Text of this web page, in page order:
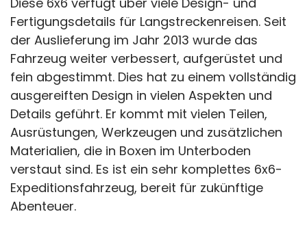
Fertigungsdetails für Langstreckenreisen. Seit
der Auslieferung im Jahr 2013 wurde das
Fahrzeug weiter verbessert, aufgerüstet und
fein abgestimmt. Dies hat zu einem vollständig
ausgereiften Design in vielen Aspekten und
Details geführt. Er kommt mit vielen Teilen,
Ausrüstungen, Werkzeugen und zusätzlichen
Materialien, die in Boxen im Unterboden
verstaut sind. Es ist ein sehr komplettes 6x6-
Expeditionsfahrzeug, bereit für zukünftige
Abenteuer.